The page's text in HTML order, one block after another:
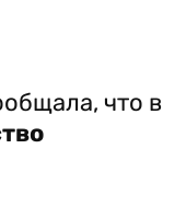
что в